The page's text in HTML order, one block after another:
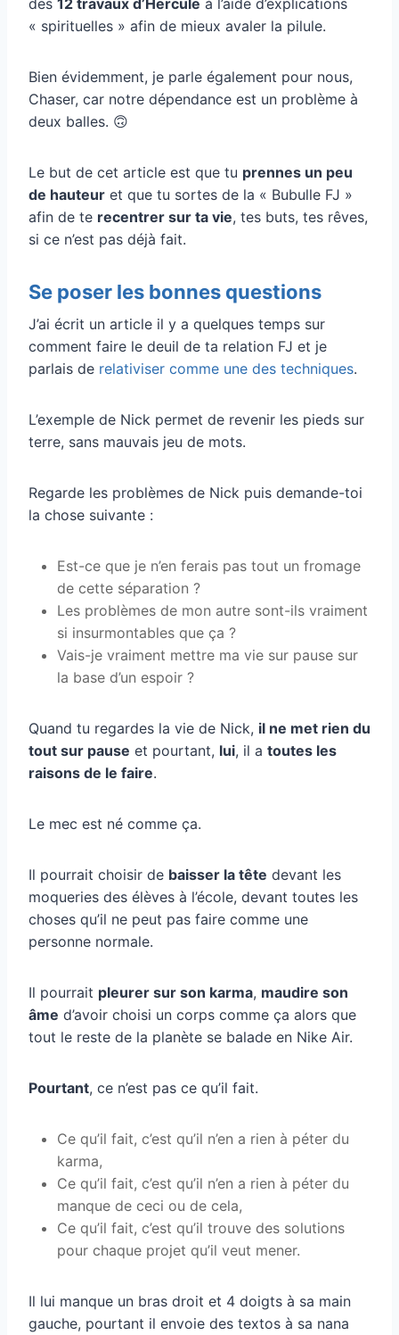
« spirituelles » afin de mieux avaler la pilule.
Bien évidemment, je parle également pour nous,
Chaser, car notre dépendance est un problème à
deux balles. 🙃
Le but de cet article est que tu prennes un peu
de hauteur et que tu sortes de la « Bubulle FJ »
afin de te recentrer sur ta vie, tes buts, tes rêves,
si ce n’est pas déjà fait.
Se poser les bonnes questions
J’ai écrit un article il y a quelques temps sur
comment faire le deuil de ta relation FJ et je
parlais de relativiser comme une des techniques.
L’exemple de Nick permet de revenir les pieds sur
terre, sans mauvais jeu de mots.
Regarde les problèmes de Nick puis demande-toi
la chose suivante :
Est-ce que je n’en ferais pas tout un fromage
de cette séparation ?
Les problèmes de mon autre sont-ils vraiment
si insurmontables que ça ?
Vais-je vraiment mettre ma vie sur pause sur
la base d’un espoir ?
Quand tu regardes la vie de Nick, il ne met rien du
tout sur pause et pourtant, lui, il a toutes les
raisons de le faire.
Le mec est né comme ça.
Il pourrait choisir de baisser la tête devant les
moqueries des élèves à l’école, devant toutes les
choses qu’il ne peut pas faire comme une
personne normale.
Il pourrait pleurer sur son karma, maudire son
âme d’avoir choisi un corps comme ça alors que
tout le reste de la planète se balade en Nike Air.
Pourtant, ce n’est pas ce qu’il fait.
Ce qu’il fait, c’est qu’il n’en a rien à péter du
karma,
Ce qu’il fait, c’est qu’il n’en a rien à péter du
manque de ceci ou de cela,
Ce qu’il fait, c’est qu’il trouve des solutions
pour chaque projet qu’il veut mener.
Il lui manque un bras droit et 4 doigts à sa main
gauche, pourtant il envoie des textos à sa nana